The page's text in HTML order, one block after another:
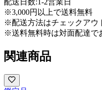
配送日数:1-2営業日
※3,000円以上で送料無料
※配送方法はチェックアウ
※送料無料時は対面配達で
関連商品